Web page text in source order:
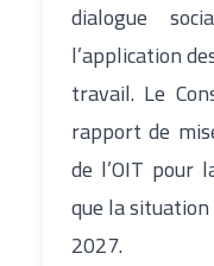
dialogue
l’application
travail. Le
rapport de
de l’OIT pour
que la
2027.